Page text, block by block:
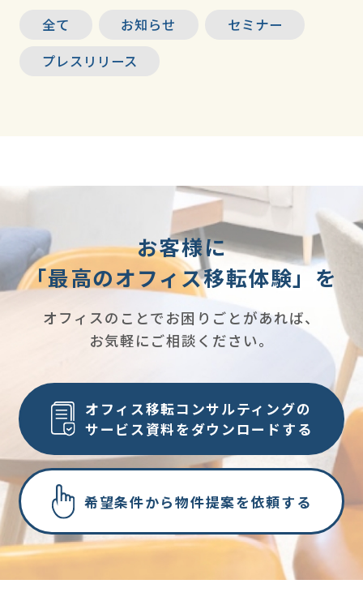
全て お知らせ
セミナー
プレスリリース
お客様に
「最高のオフィス移転体験」を
オフィスのことでお困りごとがあれば、
お気軽にご相談ください。
オフィス移転コンサルティングの
サービス資料をダウンロードする
希望条件から物件提案を依頼する